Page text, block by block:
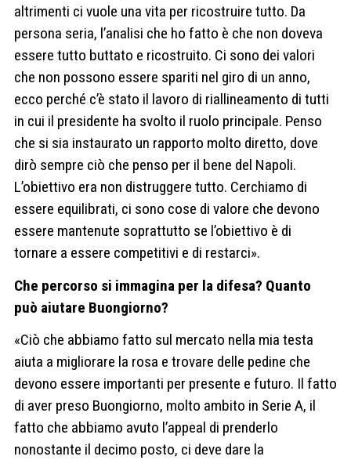
altrimenti ci vuole una vita per ricostruire tutto. Da
persona seria, l’analisi che ho fatto è che non doveva
essere tutto buttato e ricostruito. Ci sono dei valori
che non possono essere spariti nel giro di un anno,
ecco perché c’è stato il lavoro di riallineamento di tutti
in cui il presidente ha svolto il ruolo principale. Penso
che si sia instaurato un rapporto molto diretto, dove
dirò sempre ciò che penso per il bene del Napoli.
L’obiettivo era non distruggere tutto. Cerchiamo di
essere equilibrati, ci sono cose di valore che devono
essere mantenute soprattutto se l’obiettivo è di
tornare a essere competitivi e di restarci».
Che percorso si immagina per la difesa? Quanto
può aiutare Buongiorno?
«Ciò che abbiamo fatto sul mercato nella mia testa
aiuta a migliorare la rosa e trovare delle pedine che
devono essere importanti per presente e futuro. Il fatto
di aver preso Buongiorno, molto ambito in Serie A, il
fatto che abbiamo avuto l’appeal di prenderlo
nonostante il decimo posto, ci deve dare la